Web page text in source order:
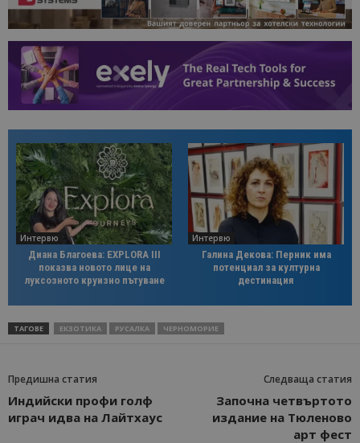
Интервю
Диана Благоева: EXPLORA III
показва новото лице на
луксозното круизно пътуване
Интервю
Галина Декова: Перник има
потенциал за културна
дестинация
ТАГОВЕ ЕКЗОТИКА РУСАЛКА ЧЕРНОМОРИЕ
Предишна статия
Индийски профи голф
играч идва на Лайтхаус
Следваща статия
Започна четвъртото
издание на Тюленово
арт фест